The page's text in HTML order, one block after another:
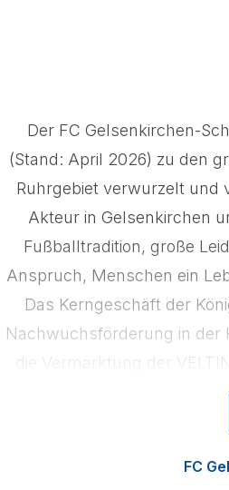
Der FC Gelsenkirchen-
(Stand: April 2026) zu den
Ruhrgebiet verwurzelt und
Akteur in Gelsenkirchen
Fußballtradition, große
Anspruch, Menschen ein
Das Kerngeschäft der
Nachwuchsförderung in der
die Vermarktung der
den Heimspielen
FC